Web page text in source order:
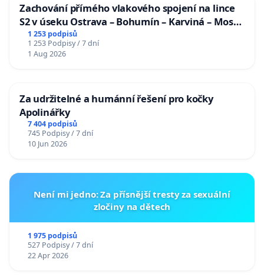
Zachování přímého vlakového spojení na lince
S2 v úseku Ostrava – Bohumín – Karviná – Mosty
u Jablunkova
1 253 podpisů
1 253 Podpisy / 7 dní
1 Aug 2026
Za udržitelné a humánní řešení pro kočky
Apolinářky
7 404 podpisů
745 Podpisy / 7 dní
10 Jun 2026
Není mi jedno: Za přísnější tresty za sexuální
zločiny na dětech
1 975 podpisů
527 Podpisy / 7 dní
22 Apr 2026